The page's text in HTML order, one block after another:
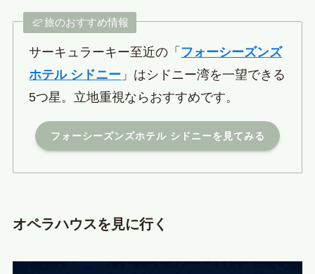
旅のおすすめ情報
サーキュラーキー至近の「 フォーシーズンズ
ホテル シドニー 」はシドニー湾を一望できる
5つ星。立地重視ならおすすめです。
フォーシーズンズホテル シドニーを見てみる
オペラハウスを見に行く